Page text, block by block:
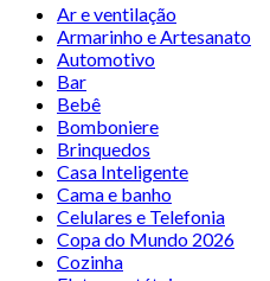
Ar e ventilação
Armarinho e Artesanato
Automotivo
Bar
Bebê
Bomboniere
Brinquedos
Casa Inteligente
Cama e banho
Celulares e Telefonia
Copa do Mundo 2026
Cozinha